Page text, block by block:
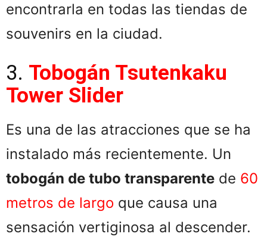
encontrarla en todas las tiendas de
souvenirs en la ciudad.
3. Tobogán Tsutenkaku
Tower Slider
Es una de las atracciones que se ha
instalado más recientemente. Un
tobogán de tubo transparente de 60
metros de largo que causa una
sensación vertiginosa al descender.